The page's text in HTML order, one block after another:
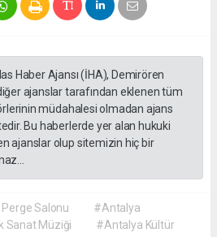
Haber Ajansı (İHA), Demirören
ajanslar tarafından eklenen tüm
müdahalesi olmadan ajans
Bu haberlerde yer alan hukuki
ajanslar olup sitemizin hiç bir
Salonu
#Antalya
Sanat Müziği
#Antalya Kültür